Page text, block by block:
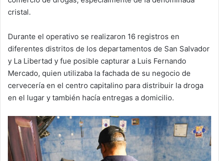
cristal.
Durante el operativo se realizaron 16 registros en
diferentes distritos de los departamentos de San Salvador
y La Libertad y fue posible capturar a Luis Fernando
Mercado, quien utilizaba la fachada de su negocio de
cervecería en el centro capitalino para distribuir la droga
en el lugar y también hacía entregas a domicilio.